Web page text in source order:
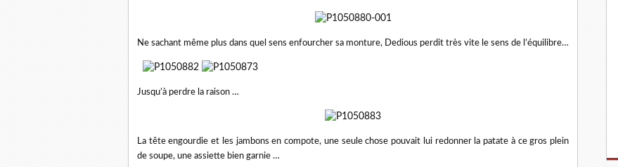
Ne sachant même plus dans quel sens enfourcher sa monture, Dedious perdit très vite le sens de l’équilibre…
Jusqu’à perdre la raison …
La tête engourdie et les jambons en compote, une seule chose pouvait lui redonner la patate à ce gros plein
de soupe, une assiette bien garnie …